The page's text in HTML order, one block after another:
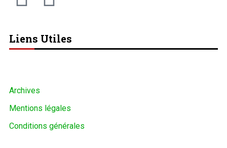
Liens Utiles
Archives
Mentions légales
Conditions générales